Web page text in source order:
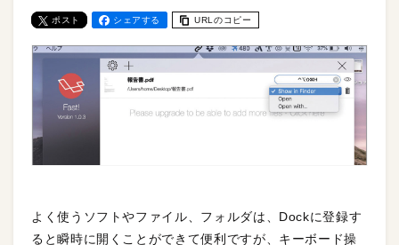
ポスト シェアする URLのコピー
よく使うソフトやファイル、フォルダは、Dockに登録す
ると瞬時に開くことができて便利ですが、キーボード操